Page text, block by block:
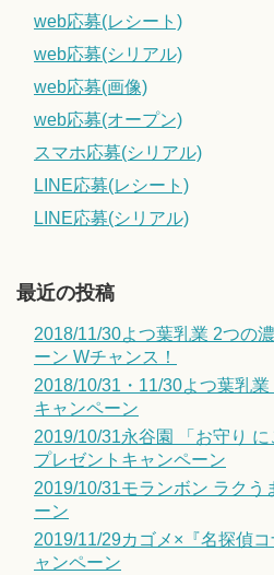
web応募(レシート)
web応募(シリアル)
web応募(画像)
web応募(オープン)
スマホ応募(シリアル)
LINE応募(レシート)
LINE応募(シリアル)
最近の投稿
2018/11/30よつ葉乳業 2つの
ーン Wチャンス！
2018/10/31・11/30よつ葉乳業
キャンペーン
2019/10/31永谷園 「お守り に
プレゼントキャンペーン
2019/10/31モランボン ラクう
ーン
2019/11/29カゴメ×『名探偵
ャンペーン